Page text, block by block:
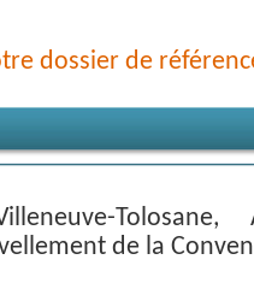
dossier de
Tolosane,
de la